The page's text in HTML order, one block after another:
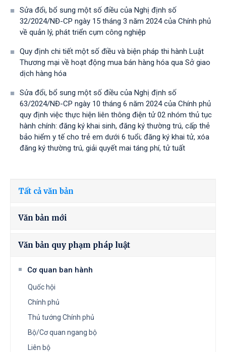
Sửa đổi, bổ sung một số điều của Nghị định số
32/2024/NĐ-CP ngày 15 tháng 3 năm 2024 của Chính phủ
về quản lý, phát triển cụm công nghiệp
Quy định chi tiết một số điều và biện pháp thi hành Luật
Thương mại về hoạt động mua bán hàng hóa qua Sở giao
dịch hàng hóa
Sửa đổi, bổ sung một số điều của Nghị định số
63/2024/NĐ-CP ngày 10 tháng 6 năm 2024 của Chính phủ
quy định việc thực hiện liên thông điện tử 02 nhóm thủ tục
hành chính: đăng ký khai sinh, đăng ký thường trú, cấp thẻ
bảo hiểm y tế cho trẻ em dưới 6 tuổi; đăng ký khai tử, xóa
đăng ký thường trú, giải quyết mai táng phí, tử tuất
Tất cả văn bản
Văn bản mới
Văn bản quy phạm pháp luật
Cơ quan ban hành
Quốc hội
Chính phủ
Thủ tướng Chính phủ
Bộ/Cơ quan ngang bộ
Liên bộ